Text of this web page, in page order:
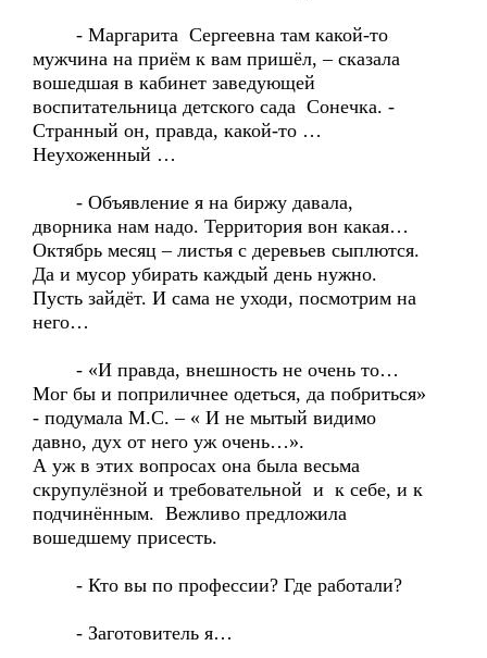
- Маргарита Сергеевна там какой-то
мужчина на приём к вам пришёл, – сказала
вошедшая в кабинет заведующей
воспитательница детского сада Сонечка. -
Странный он, правда, какой-то …
Неухоженный …
- Объявление я на биржу давала,
дворника нам надо. Территория вон какая…
Октябрь месяц – листья с деревьев сыплются.
Да и мусор убирать каждый день нужно.
Пусть зайдёт. И сама не уходи, посмотрим на
него…
- «И правда, внешность не очень то…
Мог бы и поприличнее одеться, да побриться»
- подумала М.С. – « И не мытый видимо
давно, дух от него уж очень…».
А уж в этих вопросах она была весьма
скрупулёзной и требовательной и к себе, и к
подчинённым. Вежливо предложила
вошедшему присесть.
- Кто вы по профессии? Где работали?
- Заготовитель я…